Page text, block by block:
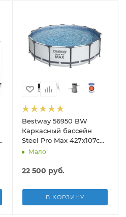
Bestway 56950 BW
Каркасный бассейн
Steel Pro Max 427х107см,
13030л, фил.-насос
Мало
22 500 руб.
В КОРЗИНУ